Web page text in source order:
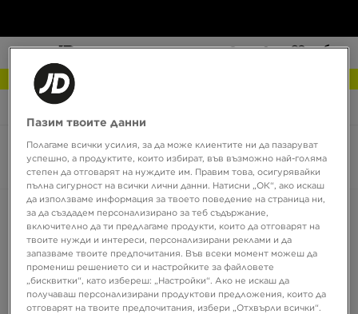
adidas Kegler Super
0 продукта
Сортирай:Препоръчани Филтрирай
Пазим твоите данни
Полагаме всички усилия, за да може клиентите ни да пазаруват
успешно, а продуктите, които избират, във възможно най-голяма
степен да отговарят на нуждите им. Правим това, осигурявайки
пълна сигурност на всички лични данни. Натисни „ОК“, ако искаш
да използваме информация за твоето поведение на страница ни,
за да създадем персонализирано за теб съдържание,
включително да ти предлагаме продукти, които да отговарят на
твоите нужди и интереси, персонализирани реклами и да
запазваме твоите предпочитания. Във всеки момент можеш да
промениш решението си и настройките за файловете
„бисквитки“, като избереш: „Настройки“. Ако не искаш да
получаваш персонализирани продуктови предложения, които да
отговарят на твоите предпочитания, избери „Отхвърли всички“.